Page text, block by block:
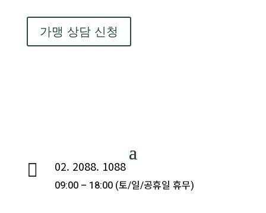
가맹 상담 신청
 02. 2088. 1088
09:00 – 18:00 (토/일/공휴일 휴무)